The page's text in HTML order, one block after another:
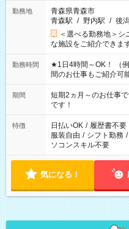
勤務地
青森県青森市
青森駅 / 野内駅 / 後
＜選べる勤務地＞
な施設をご紹介できま
勤務時間
★1日4時間～OK！ （
間のお仕事もご紹介可
家庭の都合でお休みが
※週最低15時間以上の
期間
短期2ヵ月～のお仕事
です！
特徴 日払いOK / 履歴書不要
服装自由 / シフト勤務 /
ソコンスキル不要
気になる！